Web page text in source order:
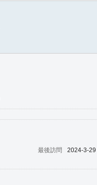
最後訪問
2024-3-